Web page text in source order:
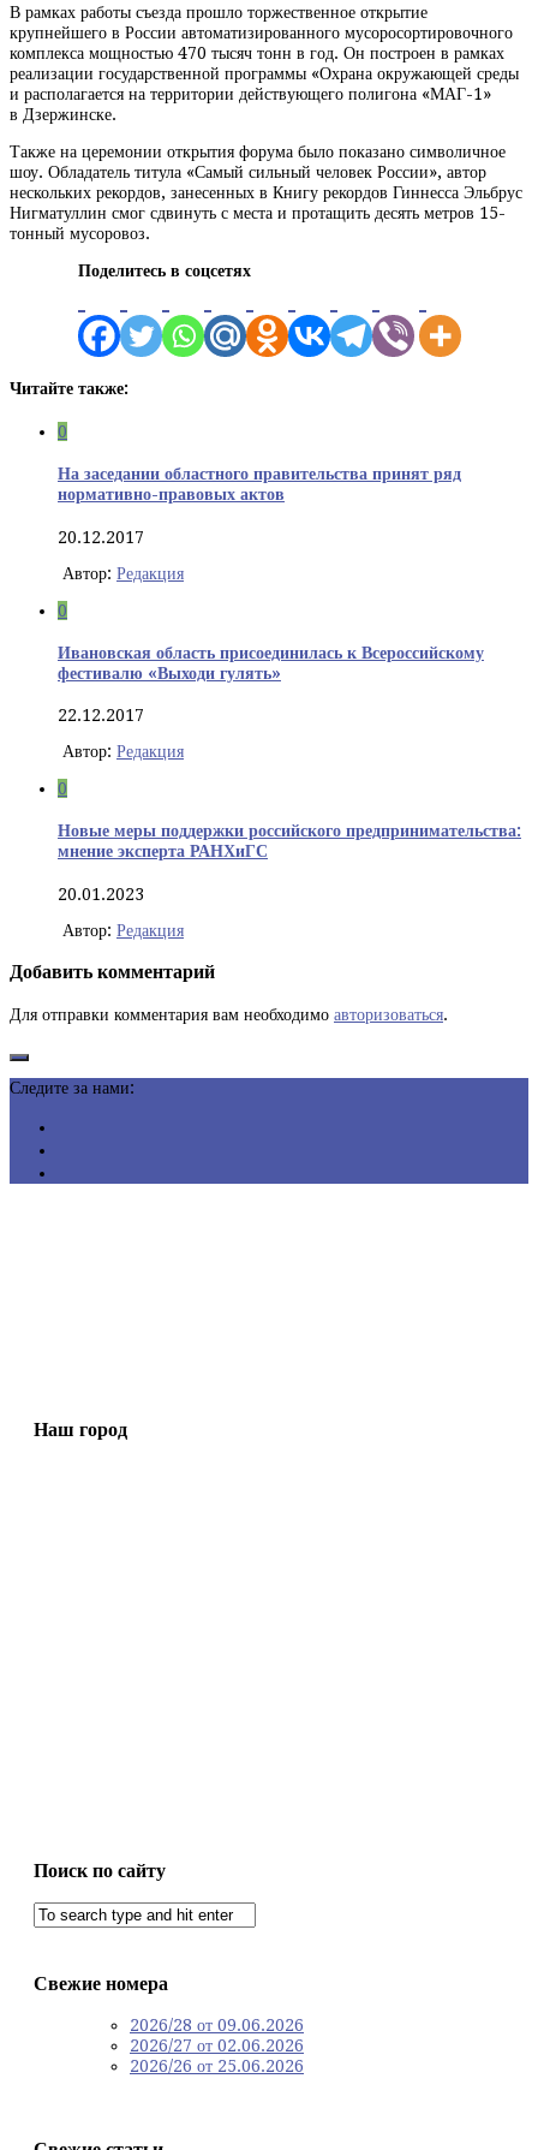
В рамках работы съезда прошло торжественное открытие
крупнейшего в России автоматизированного мусоросортировочного
комплекса мощностью 470 тысяч тонн в год. Он построен в рамках
реализации государственной программы «Охрана окружающей среды
и располагается на территории действующего полигона «МАГ-1»
в Дзержинске.
Также на церемонии открытия форума было показано символичное
шоу. Обладатель титула «Самый сильный человек России», автор
нескольких рекордов, занесенных в Книгу рекордов Гиннесса Эльбрус
Нигматуллин смог сдвинуть с места и протащить десять метров 15-
тонный мусоровоз.
Поделитесь в соцсетях
Читайте также:
0
На заседании областного правительства принят ряд
нормативно-правовых актов
20.12.2017
Автор: Редакция
0
Ивановская область присоединилась к Всероссийскому
фестивалю «Выходи гулять»
22.12.2017
Автор: Редакция
0
Новые меры поддержки российского предпринимательства:
мнение эксперта РАНХиГС
20.01.2023
Автор: Редакция
Добавить комментарий
Для отправки комментария вам необходимо авторизоваться.
Следите за нами:
Наш город
Поиск по сайту
Свежие номера
2026/28 от 09.06.2026
2026/27 от 02.06.2026
2026/26 от 25.06.2026